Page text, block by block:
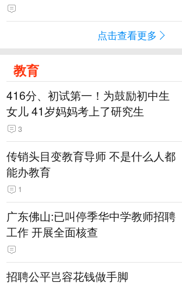
点击查看更多
教育
416分、初试第一！为鼓励初中生
女儿 41岁妈妈考上了研究生
3
传销头目变教育导师 不是什么人都
能办教育
1
广东佛山:已叫停季华中学教师招聘
工作 开展全面核查
招聘公平岂容花钱做手脚